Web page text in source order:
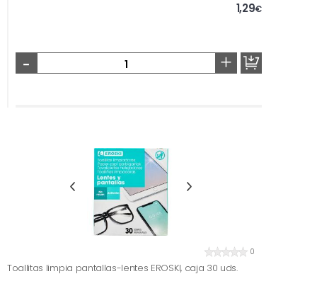
1,29€
- +
0
Toallitas limpia pantallas-lentes EROSKI, caja 30 uds.